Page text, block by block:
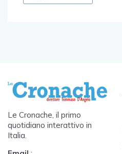
Le Cronache, il primo
quotidiano interattivo in
Italia.